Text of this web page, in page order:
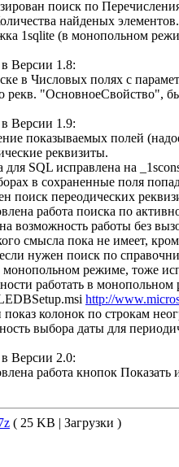
поиск по
найденых элементов.
1sqlite (в монопольном
Версии 1.8:
в Числовых полях с
рекв. "ОсновноеСвойство",
Версии 1.9:
показываемых полей
реквизиты.
для SQL исправлена на
в сохраненные поля
поиск переодических
работа поиска по
возможность работы без
смысла пока не имеет,
нужен поиск по
монопольном режиме, тоже
работать в монопольном
http://
колонок по строкам
выбора даты для
Версии 2.0:
работа кнопок Показать
( 25 KB | Загрузки )